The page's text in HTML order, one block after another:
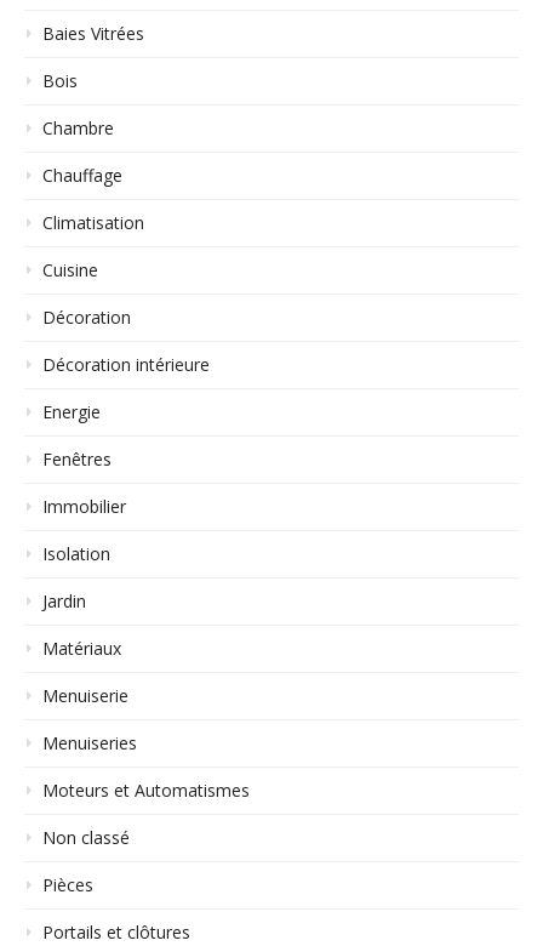
Baies Vitrées
Bois
Chambre
Chauffage
Climatisation
Cuisine
Décoration
Décoration intérieure
Energie
Fenêtres
Immobilier
Isolation
Jardin
Matériaux
Menuiserie
Menuiseries
Moteurs et Automatismes
Non classé
Pièces
Portails et clôtures